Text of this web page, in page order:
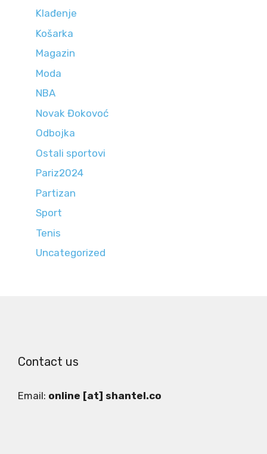
Klađenje
Košarka
Magazin
Moda
NBA
Novak Đokovoć
Odbojka
Ostali sportovi
Pariz2024
Partizan
Sport
Tenis
Uncategorized
Contact us
Email: online [at] shantel.co